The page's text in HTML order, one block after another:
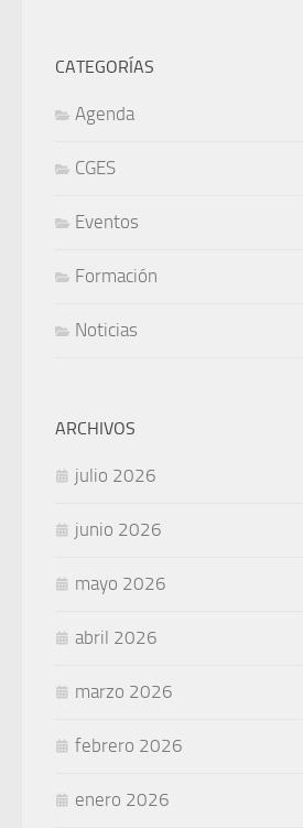
CATEGORÍAS
Agenda
CGES
Eventos
Formación
Noticias
ARCHIVOS
julio 2026
junio 2026
mayo 2026
abril 2026
marzo 2026
febrero 2026
enero 2026